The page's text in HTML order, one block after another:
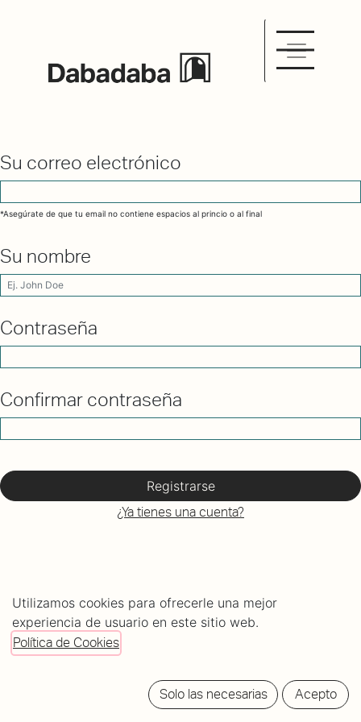
Su correo electrónico
*Asegúrate de que tu email no contiene espacios al princio o al final
Su nombre
Contraseña
Confirmar contraseña
Registrarse
¿Ya tienes una cuenta?
C/ Mundaiz 8, bajo
20012 Donostia - San Sebastián
Utilizamos cookies para ofrecerle una mejor
experiencia de usuario en este sitio web.
Política de Cookies
Solo las necesarias Acepto